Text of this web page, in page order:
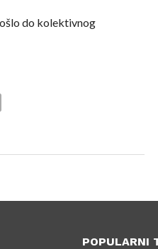
do kolektivnog
POPULARNI